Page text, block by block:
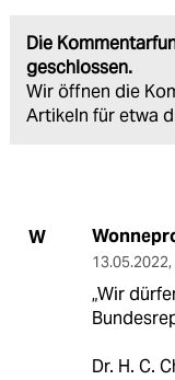
Die
geschlossen.
Wir öffnen die
Artikeln für etwa
W
13.05.2022,
„Wir
Dr. H. C.